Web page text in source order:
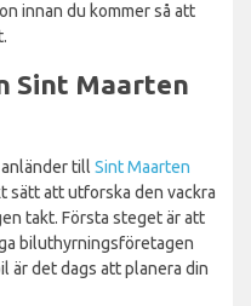
innan du kommer så att
Sint Maarten
till Sint Maarten
sätt att utforska den vackra
takt. Första steget är att
biluthyrningsföretagen
är det dags att planera din